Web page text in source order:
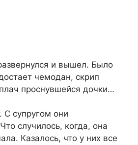
и вышел. Было
чемодан, скрип
проснувшейся дочки…
С супругом они
случилось, когда, она
Казалось, что у них все